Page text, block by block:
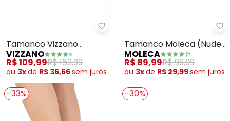
Vizzano - Tamanco Vizzano
Tamanco Vizzano
(Preto) em Sintético
VIZZANO
R$ 109,99R$ 169,99
ou 3xde R$ 36,66sem juros
Tamanco Moleca (Nude)
em Sintético
MOLECA
R$ 89,99R$ 99,99
ou 3xde R$ 29,99sem juros
-33% -30%